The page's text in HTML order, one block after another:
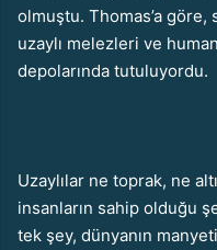
olmuştu. Thomas’a göre,
uzaylı melezleri ve
depolarında tutuluyordu.
Uzaylılar ne toprak, ne
insanların sahip olduğu
tek şey, dünyanın